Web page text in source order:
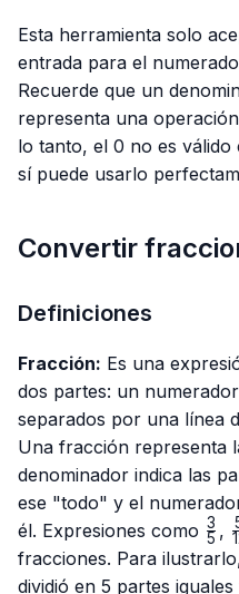
Esta herramienta solo
entrada para el
Recuerde que un
representa una
lo tanto, el 0 no es
sí puede usarlo
Convertir
Definiciones
Fracción: Es una
dos partes: un
separados por una línea
Una fracción representa
denominador indica las
ese "todo" y el
él. Expresiones como
{5}
5
3 ,
fracciones. Para
dividió en 5 partes